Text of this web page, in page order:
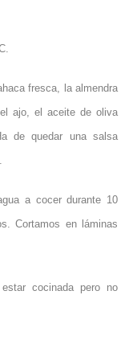
fresca, la almendra
ajo, el aceite de oliva
de quedar una salsa
a cocer durante 10
Cortamos en láminas
cocinada pero no